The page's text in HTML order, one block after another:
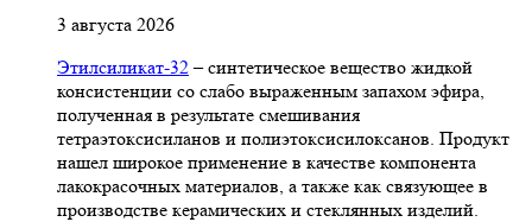
3 августа 2026
Этилсиликат-32– синтетическое вещество жидкой
консистенции со слабо выраженным запахом эфира,
полученная в результате смешивания
тетpаэтоксисиланов и полиэтоксисилоксанов. Продукт
нашел широкое применение в качестве компонента
лакокрасочных материалов, а также как связующее в
производстве керамических и стеклянных изделий.